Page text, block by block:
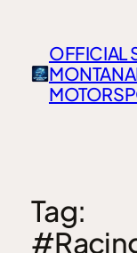
OFFICIAL
Tag: